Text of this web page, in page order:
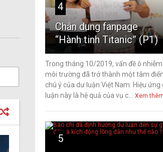
4
Chân dung fanpage
“Hành tinh Titanic” (P1)
Trong tháng 10/2019, vấn đề ô nhiễm
môi trường đã trở thành một tâm
chú ý của dư luận Việt Nam. Hiệu ứng
luận này là hệ quả của vụ c...
Xem thêm
5